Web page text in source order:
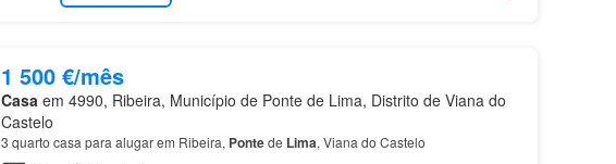
1 500 €/mês
Casa em 4990, Ribeira, Município de Ponte de Lima, Distrito de Viana do
Castelo
3 quarto casa para alugar em Ribeira, Pontede Lima, Viana do Castelo